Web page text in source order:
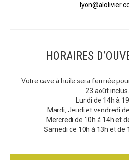
HORAIRES
Votre cave à huile sera fermée
23 août inclus.
Lundi de 14h à
Mardi, Jeudi et vendredi
Mercredi de 10h à 14h et
Samedi de 10h à 13h et de